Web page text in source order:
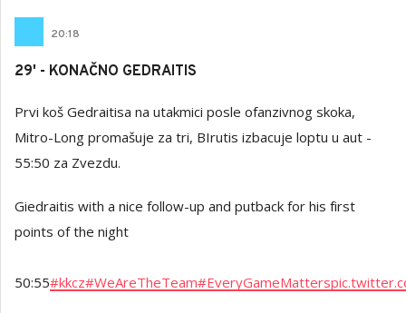
20:18
29' - KONAČNO GEDRAITIS
Prvi koš Gedraitisa na utakmici posle ofanzivnog skoka,
Mitro-Long promašuje za tri, BIrutis izbacuje loptu u aut -
55:50 za Zvezdu.
Giedraitis with a nice follow-up and putback for his first
points of the night
50:55#kkcz#WeAreTheTeam#EveryGameMatters